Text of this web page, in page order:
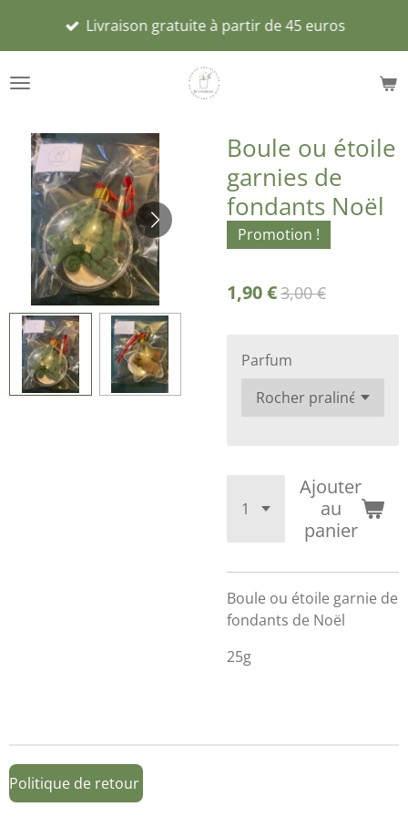
principal
Livraison gratuite à partir de 45 euros
Boule ou étoile
garnies de
fondants Noël
Promotion !
1,90 €3,00 €
Parfum
Ajouter
au
panier
Boule ou étoile garnie de
fondants de Noël
25g
Politique de retour